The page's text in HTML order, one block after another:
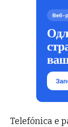
Telefónica е